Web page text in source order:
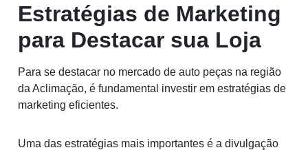
Estratégias de Marketing
para Destacar sua Loja
Para se destacar no mercado de auto peças na região
da Aclimação, é fundamental investir em estratégias de
marketing eficientes.
Uma das estratégias mais importantes é a divulgação